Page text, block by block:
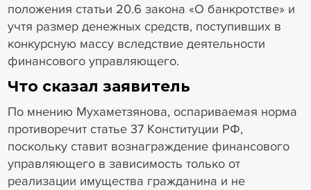
положения статьи 20.6 закона «О банкротстве» и
учтя размер денежных средств, поступивших в
конкурсную массу вследствие деятельности
финансового управляющего.
Что сказал заявитель
По мнению Мухаметзянова, оспариваемая норма
противоречит статье 37 Конституции РФ,
поскольку ставит вознаграждение финансового
управляющего в зависимость только от
реализации имущества гражданина и не